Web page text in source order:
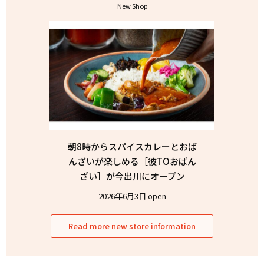
New Shop
朝8時からスパイスカレーとおば
んざいが楽しめる［彼TOおばん
ざい］が今出川にオープン
2026年6月3日 open
Read more new store information